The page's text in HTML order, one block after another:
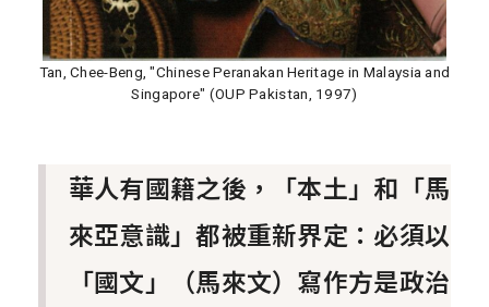
Tan, Chee-Beng, "Chinese Peranakan Heritage in Malaysia and
Singapore" (OUP Pakistan, 1997)
華人有國籍之後，「本土」和「馬
來亞意識」都被重新界定：必須以
「國文」（馬來文）寫作方是政治